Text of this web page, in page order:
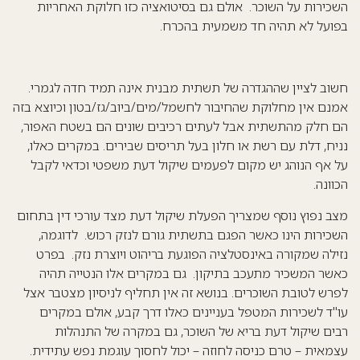
השכירות על השוכר. אולם גם בסיטואציה כזו חלוקת האחריות
בפועל לא תהיה חד משמעית בהכרח.
חשוב לציין שההגדרה של תשתית מבנית אינה תמיד חדה לגמרי.
אמנם אין מחלוקת שהחיבור לחשמל/מים/ביוב/גז/בטון וכיוצא בזה
הם חלק מהתשתית אבל לעתים רכיבים שונים הם בשטח האפור,
נניח, דלת עם רשת או חלון בעל תריסים שבירים. במקרים כאלו,
על אף הנוהג יש מקום לפעמים שיקול דעת משפטי וכדאי לקבל
הכוונה.
מצב נפוץ נוסף שמצריך הפעלת שיקול דעת מצד עורכי דין בתחום
השכירות הינו כאשר הפגם בתשתית גורם לנזק רכוש. לדוגמה,
נזילה שמקורה באינסטלציה הפוגעת בריהוט ויוצרת נזק. בפרט
כאשר המשכיר מתעכב בתיקון. גם במקרים אלו הנטייה תהיה
לפרש לטובת השוכרים. בנושא זה אין תחליף לניסיון מצטבר אצל
עו"ד לשכירות המטפל בעניינים כאלו דרך קבע, אולם במקרים
רבים שיקול דעת בריא של השוכר, גם במקרה של התנהלות
עצמאית – טרם כניסה לחוזה – יכול לחסוך עוגמת נפש עתידית.